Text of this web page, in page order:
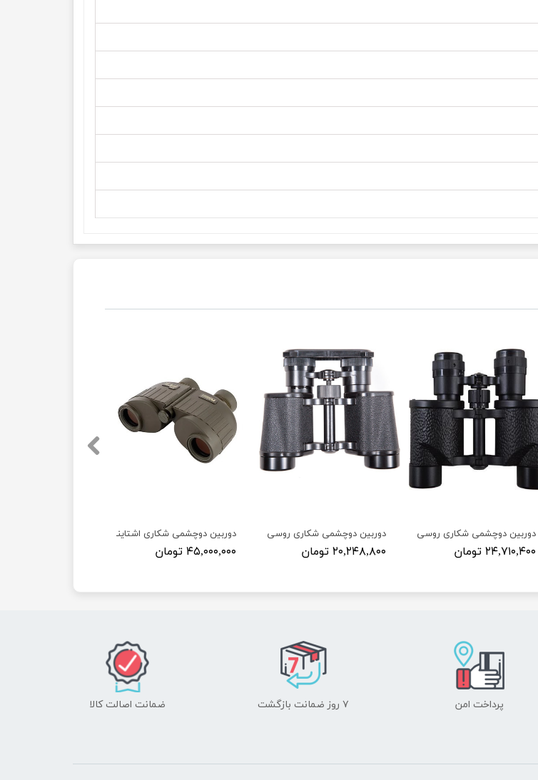
دوربین دوچشمی شکاری اشتاینر 30×8 الصقر II اصلی
۴۵,۰۰۰,۰۰۰ تومان
دوربین دوچشمی شکاری روسی بایگیش 30×8
۲۰,۲۴۸,۸۰۰ تومان
دوربین دوچشمی شکاری روسی ۲۴×USSR ۶
۲۴,۷۱۰,۴۰۰ تومان
پرداخت امن ۷ روز ضمانت بازگشت ضمانت اصالت کالا